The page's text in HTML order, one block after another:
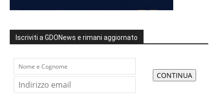
Iscriviti a GDONews e rimani aggiornato